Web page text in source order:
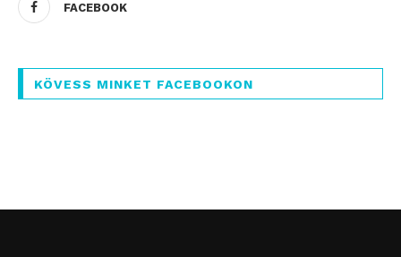
FACEBOOK
KÖVESS MINKET FACEBOOKON